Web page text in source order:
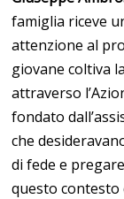
famiglia riceve
attenzione al
giovane coltiva
attraverso
fondato
che
di fede e
questo contesto